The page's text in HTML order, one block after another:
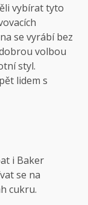
vybírat tyto
se vyrábí bez
volbou
styl.
lidem s
i Baker
se na
cukru.